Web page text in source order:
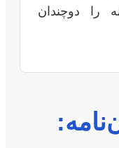
را دوچندان